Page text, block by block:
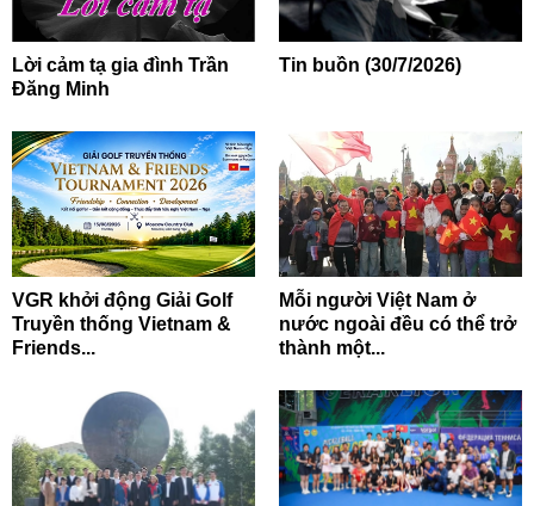
Lời cảm tạ gia đình Trần
Đăng Minh
Tin buồn (30/7/2026)
VGR khởi động Giải Golf
Truyền thống Vietnam &
Friends...
Mỗi người Việt Nam ở
nước ngoài đều có thể trở
thành một...